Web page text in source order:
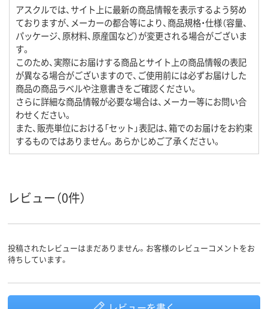
アスクルでは、サイト上に最新の商品情報を表示するよう努め
ておりますが、メーカーの都合等により、商品規格・仕様（容量、
パッケージ、原材料、原産国など）が変更される場合がございま
す。
このため、実際にお届けする商品とサイト上の商品情報の表記
が異なる場合がございますので、ご使用前には必ずお届けした
商品の商品ラベルや注意書きをご確認ください。
さらに詳細な商品情報が必要な場合は、メーカー等にお問い合
わせください。
また、販売単位における「セット」表記は、箱でのお届けをお約束
するものではありません。あらかじめご了承ください。
レビュー（0件）
投稿されたレビューはまだありません。お客様のレビューコメントをお
待ちしています。